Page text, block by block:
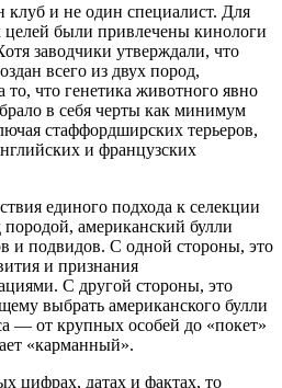
клуб и не один специалист. Для
целей были привлечены кинологи
заводчики утверждали, что
всего из двух пород,
что генетика животного явно
в себя черты как минимум
стаффордширских терьеров,
и французских
единого подхода к селекции
породой, американский булли
и подвидов. С одной стороны, это
и признания
С другой стороны, это
выбрать американского булли
— от крупных особей до «покет»
«карманный».
цифрах, датах и фактах, то